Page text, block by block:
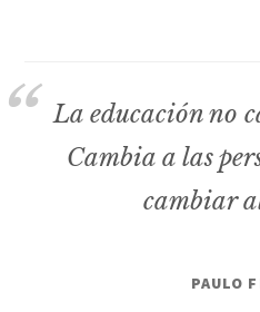
La educación no
Cambia a las
cambiar
PAULO